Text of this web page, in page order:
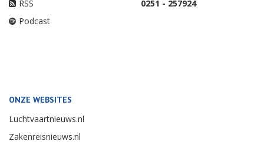
RSS
Podcast
0251 - 257924
ONZE WEBSITES
Luchtvaartnieuws.nl
Zakenreisnieuws.nl